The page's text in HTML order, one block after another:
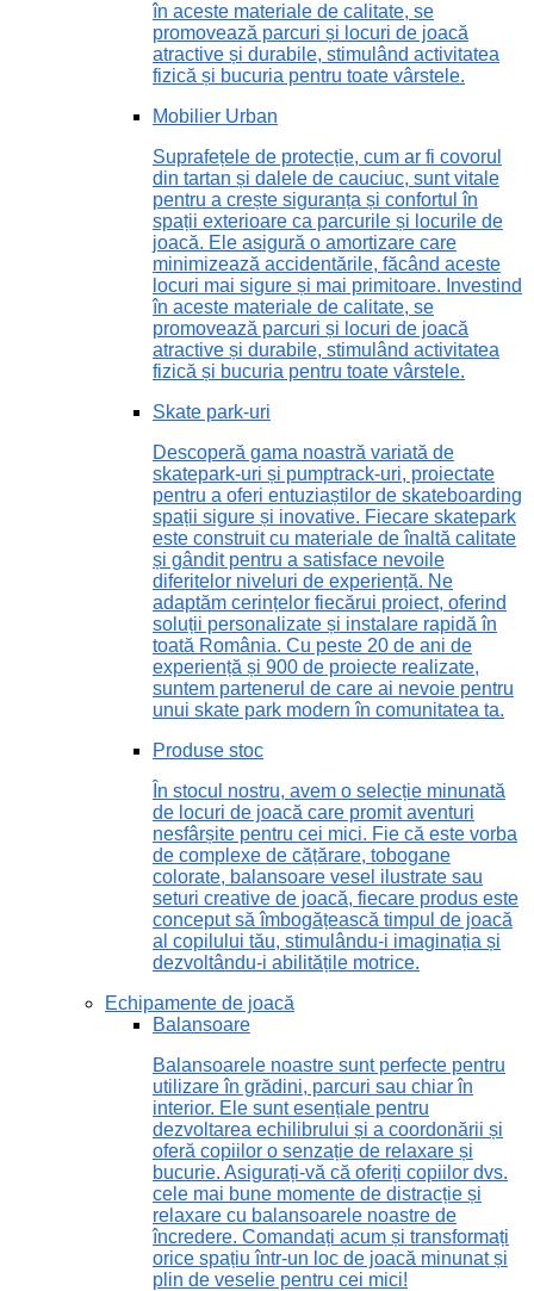
în aceste materiale de calitate, se
promovează parcuri și locuri de joacă
atractive și durabile, stimulând activitatea
fizică și bucuria pentru toate vârstele.
Mobilier Urban
Suprafețele de protecție, cum ar fi covorul
din tartan și dalele de cauciuc, sunt vitale
pentru a crește siguranța și confortul în
spații exterioare ca parcurile și locurile de
joacă. Ele asigură o amortizare care
minimizează accidentările, făcând aceste
locuri mai sigure și mai primitoare. Investind
în aceste materiale de calitate, se
promovează parcuri și locuri de joacă
atractive și durabile, stimulând activitatea
fizică și bucuria pentru toate vârstele.
Skate park-uri
Descoperă gama noastră variată de
skatepark-uri și pumptrack-uri, proiectate
pentru a oferi entuziaștilor de skateboarding
spații sigure și inovative. Fiecare skatepark
este construit cu materiale de înaltă calitate
și gândit pentru a satisface nevoile
diferitelor niveluri de experiență. Ne
adaptăm cerințelor fiecărui proiect, oferind
soluții personalizate și instalare rapidă în
toată România. Cu peste 20 de ani de
experiență și 900 de proiecte realizate,
suntem partenerul de care ai nevoie pentru
unui skate park modern în comunitatea ta.
Produse stoc
În stocul nostru, avem o selecție minunată
de locuri de joacă care promit aventuri
nesfârșite pentru cei mici. Fie că este vorba
de complexe de cățărare, tobogane
colorate, balansoare vesel ilustrate sau
seturi creative de joacă, fiecare produs este
conceput să îmbogățească timpul de joacă
al copilului tău, stimulându-i imaginația și
dezvoltându-i abilitățile motrice.
Echipamente de joacă
Balansoare
Balansoarele noastre sunt perfecte pentru
utilizare în grădini, parcuri sau chiar în
interior. Ele sunt esențiale pentru
dezvoltarea echilibrului și a coordonării și
oferă copiilor o senzație de relaxare și
bucurie. Asigurați-vă că oferiți copiilor dvs.
cele mai bune momente de distracție și
relaxare cu balansoarele noastre de
încredere. Comandați acum și transformați
orice spațiu într-un loc de joacă minunat și
plin de veselie pentru cei mici!